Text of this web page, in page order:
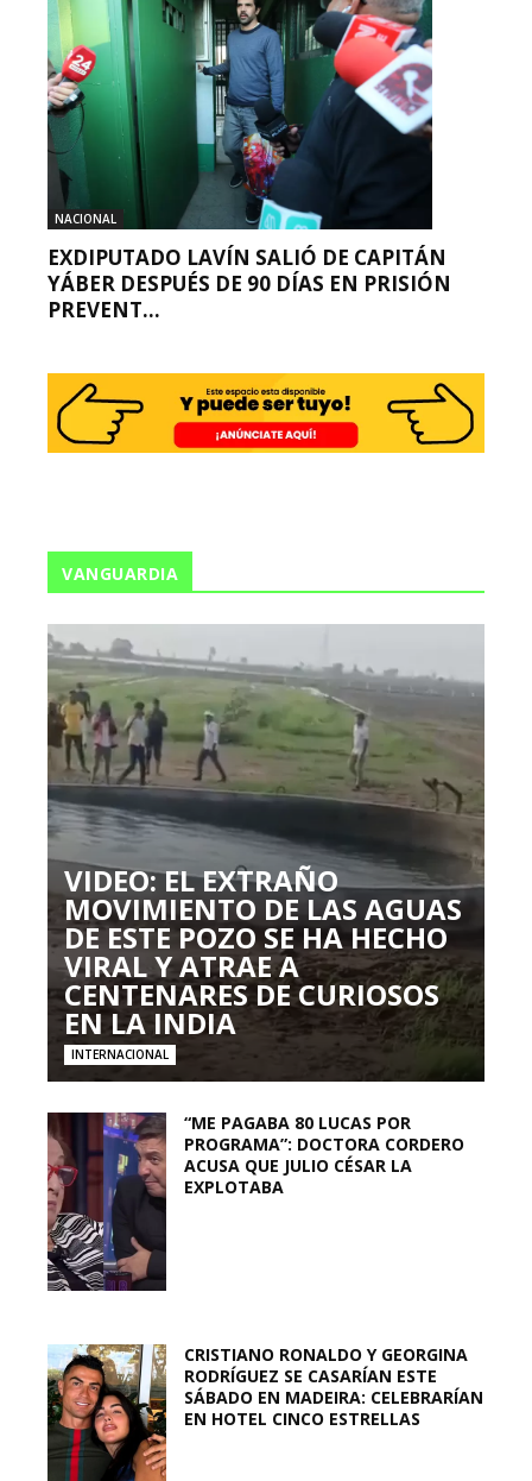
NACIONAL
EXDIPUTADO LAVÍN SALIÓ DE CAPITÁN
YÁBER DESPUÉS DE 90 DÍAS EN PRISIÓN
PREVENT...
VANGUARDIA
VIDEO: EL EXTRAÑO
MOVIMIENTO DE LAS AGUAS
DE ESTE POZO SE HA HECHO
VIRAL Y ATRAE A
CENTENARES DE CURIOSOS
EN LA INDIA
INTERNACIONAL
“ME PAGABA 80 LUCAS POR
PROGRAMA”: DOCTORA CORDERO
ACUSA QUE JULIO CÉSAR LA
EXPLOTABA
CRISTIANO RONALDO Y GEORGINA
RODRÍGUEZ SE CASARÍAN ESTE
SÁBADO EN MADEIRA: CELEBRARÍAN
EN HOTEL CINCO ESTRELLAS